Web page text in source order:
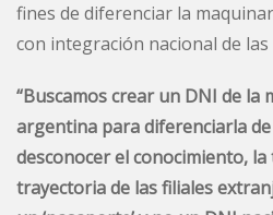
fines de diferenciar la
con integración nacional de
“Buscamos crear un DNI de la
argentina para diferenciarla
desconocer el conocimiento,
trayectoria de las filiales